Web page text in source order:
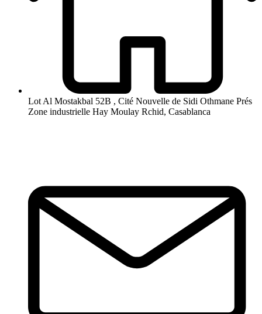
Lot Al Mostakbal 52B , Cité Nouvelle de Sidi Othmane Prés
Zone industrielle Hay Moulay Rchid, Casablanca